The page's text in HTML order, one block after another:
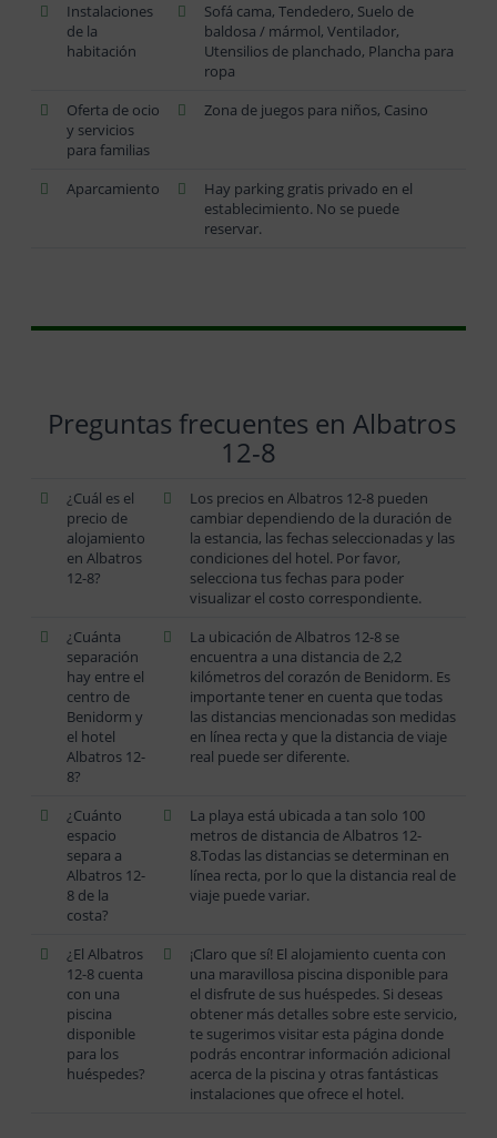
Instalaciones
de la
habitación
Sofá cama, Tendedero, Suelo de
baldosa / mármol, Ventilador,
Utensilios de planchado, Plancha para
ropa
Oferta de ocio
y servicios
para familias
Zona de juegos para niños, Casino
Aparcamiento
Hay parking gratis privado en el
establecimiento. No se puede
reservar.
Preguntas frecuentes en Albatros
12-8
¿Cuál es el
precio de
alojamiento
en Albatros
12-8?
Los precios en Albatros 12-8 pueden
cambiar dependiendo de la duración de
la estancia, las fechas seleccionadas y las
condiciones del hotel. Por favor,
selecciona tus fechas para poder
visualizar el costo correspondiente.
¿Cuánta
separación
hay entre el
centro de
Benidorm y
el hotel
Albatros 12-
8?
La ubicación de Albatros 12-8 se
encuentra a una distancia de 2,2
kilómetros del corazón de Benidorm. Es
importante tener en cuenta que todas
las distancias mencionadas son medidas
en línea recta y que la distancia de viaje
real puede ser diferente.
¿Cuánto
espacio
separa a
Albatros 12-
8 de la
costa?
La playa está ubicada a tan solo 100
metros de distancia de Albatros 12-
8.Todas las distancias se determinan en
línea recta, por lo que la distancia real de
viaje puede variar.
¿El Albatros
12-8 cuenta
con una
piscina
disponible
para los
huéspedes?
¡Claro que sí! El alojamiento cuenta con
una maravillosa piscina disponible para
el disfrute de sus huéspedes. Si deseas
obtener más detalles sobre este servicio,
te sugerimos visitar esta página donde
podrás encontrar información adicional
acerca de la piscina y otras fantásticas
instalaciones que ofrece el hotel.